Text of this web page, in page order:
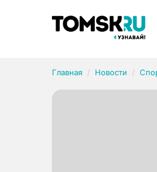
Главная Новости
Рубрики